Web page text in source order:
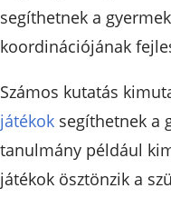
segíthetnek a
koordinációjának
Számos kutatás
játékok segíthetnek a
tanulmány például
játékok ösztönzik a